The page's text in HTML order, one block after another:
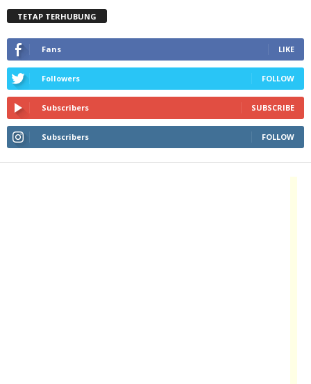
TETAP TERHUBUNG
Fans LIKE
Followers FOLLOW
Subscribers SUBSCRIBE
Subscribers FOLLOW